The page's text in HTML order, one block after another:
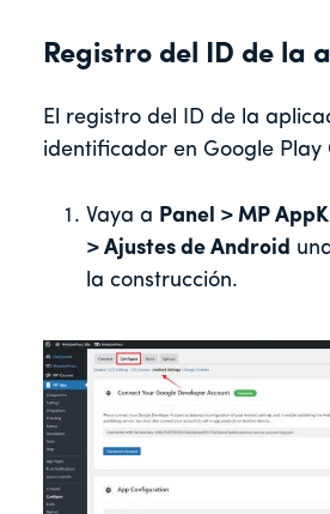
Registro del ID de la
El registro del ID de la
identificador en Google Play
Vaya a Panel > MP
> Ajustes de Android
la construcción.